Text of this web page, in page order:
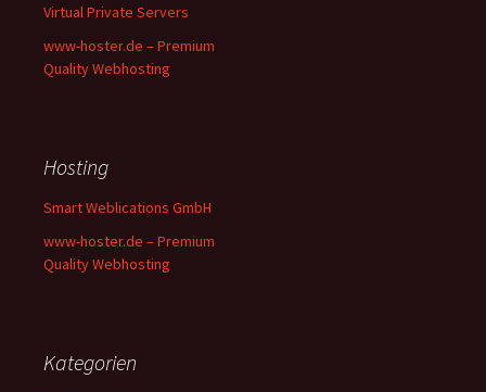
Virtual Private Servers
www-hoster.de – Premium
Quality Webhosting
Hosting
Smart Weblications GmbH
www-hoster.de – Premium
Quality Webhosting
Kategorien